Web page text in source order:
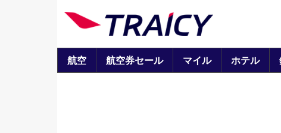
航空 航空券セール マイル ホテル